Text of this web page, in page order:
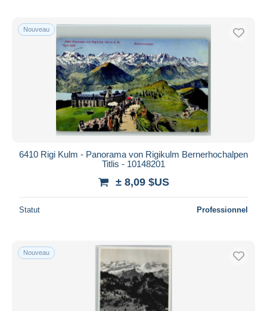
Nouveau
6410 Rigi Kulm - Panorama von Rigikulm Bernerhochalpen
Titlis - 10148201
± 8,09 $US
Statut Professionnel
Nouveau